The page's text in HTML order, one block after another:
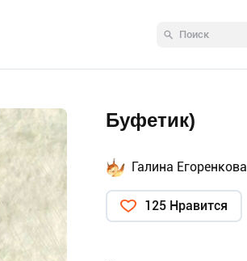
Буфетик)
Галина Егоренкова
125 Нравится